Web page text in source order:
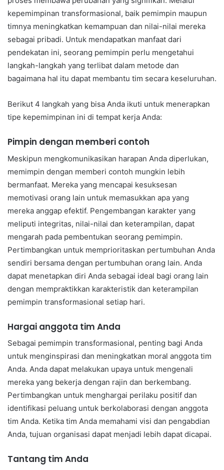
kepemimpinan transformasional, baik pemimpin maupun
timnya meningkatkan kemampuan dan nilai-nilai mereka
sebagai pribadi. Untuk mendapatkan manfaat dari
pendekatan ini, seorang pemimpin perlu mengetahui
langkah-langkah yang terlibat dalam metode dan
bagaimana hal itu dapat membantu tim secara keseluruhan.
Berikut 4 langkah yang bisa Anda ikuti untuk menerapkan
tipe kepemimpinan ini di tempat kerja Anda:
Pimpin dengan memberi contoh
Meskipun mengkomunikasikan harapan Anda diperlukan,
memimpin dengan memberi contoh mungkin lebih
bermanfaat. Mereka yang mencapai kesuksesan
memotivasi orang lain untuk memasukkan apa yang
mereka anggap efektif. Pengembangan karakter yang
meliputi integritas, nilai-nilai dan keterampilan, dapat
mengarah pada pembentukan seorang pemimpin.
Pertimbangkan untuk memprioritaskan pertumbuhan Anda
sendiri bersama dengan pertumbuhan orang lain. Anda
dapat menetapkan diri Anda sebagai ideal bagi orang lain
dengan mempraktikkan karakteristik dan keterampilan
pemimpin transformasional setiap hari.
Hargai anggota tim Anda
Sebagai pemimpin transformasional, penting bagi Anda
untuk menginspirasi dan meningkatkan moral anggota tim
Anda. Anda dapat melakukan upaya untuk mengenali
mereka yang bekerja dengan rajin dan berkembang.
Pertimbangkan untuk menghargai perilaku positif dan
identifikasi peluang untuk berkolaborasi dengan anggota
tim Anda. Ketika tim Anda memahami visi dan pengabdian
Anda, tujuan organisasi dapat menjadi lebih dapat dicapai.
Tantang tim Anda